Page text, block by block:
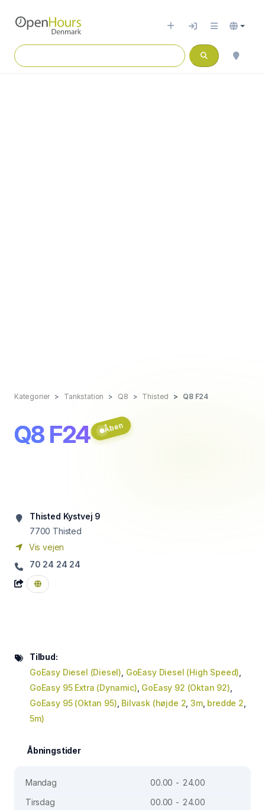
Kategorier Tankstation Q8 Thisted Q8 F24
Q8 F24 Åben
Thisted Kystvej 9
7700 Thisted
Vis vejen
70 24 24 24
Tilbud:
GoEasy Diesel (Diesel) GoEasy Diesel (High Speed)
GoEasy 95 Extra (Dynamic) GoEasy 92 (Oktan 92)
GoEasy 95 (Oktan 95) Bilvask (højde 2 ,3m, bredde 2
5m)
Åbningstider
Mandag
00.00 - 24.00
Tirsdag
00.00 - 24.00